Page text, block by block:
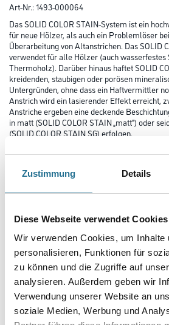
Zustimmung Details
Diese Webseite verwendet Cookies
Wir verwenden Cookies, um Inhalte
personalisieren, Funktionen für
zu können und die Zugriffe auf
analysieren. Außerdem geben wir
Verwendung unserer Website an
soziale Medien, Werbung und
Art-Nr.:1493-000064
Das SOLID COLOR STAIN-System ist ein
für neue Hölzer, als auch ein Problemlöser
Überarbeitung von Altanstrichen. Das SOLID
verwendet für alle Hölzer (auch wasserfestes
Thermoholz). Darüber hinaus haftet SOLID
kreidenden, staubigen oder porösen
Untergründen, ohne dass ein Haftvermittler
Anstrich wird ein lasierender Effekt erreicht,
Anstriche ergeben eine deckende
in matt (SOLID COLOR STAIN „matt“) oder
(SOLID COLOR STAIN SG) erfolgen.
Gebinde